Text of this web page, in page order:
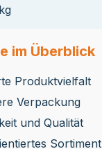
im Überblick
Produktvielfalt
Verpackung
und Qualität
Sortiment